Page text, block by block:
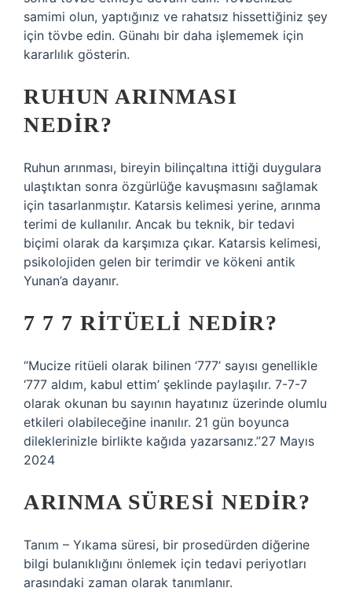
samimi olun, yaptığınız ve rahatsız hissettiğiniz şey
için tövbe edin. Günahı bir daha işlememek için
kararlılık gösterin.
RUHUN ARINMASI
NEDIR?
Ruhun arınması, bireyin bilinçaltına ittiği duygulara
ulaştıktan sonra özgürlüğe kavuşmasını sağlamak
için tasarlanmıştır. Katarsis kelimesi yerine, arınma
terimi de kullanılır. Ancak bu teknik, bir tedavi
biçimi olarak da karşımıza çıkar. Katarsis kelimesi,
psikolojiden gelen bir terimdir ve kökeni antik
Yunan’a dayanır.
7 7 7 RITÜELI NEDIR?
“Mucize ritüeli olarak bilinen ‘777’ sayısı genellikle
‘777 aldım, kabul ettim’ şeklinde paylaşılır. 7-7-7
olarak okunan bu sayının hayatınız üzerinde olumlu
etkileri olabileceğine inanılır. 21 gün boyunca
dileklerinizle birlikte kağıda yazarsanız.”27 Mayıs
2024
ARINMA SÜRESI NEDIR?
Tanım – Yıkama süresi, bir prosedürden diğerine
bilgi bulanıklığını önlemek için tedavi periyotları
arasındaki zaman olarak tanımlanır.